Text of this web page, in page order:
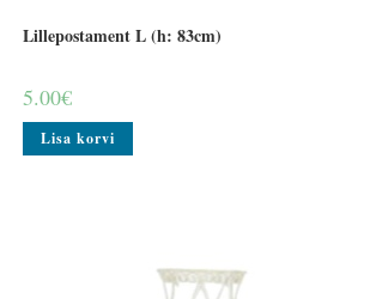
Lillepostament L (h: 83cm)
5.00€
Lisa korvi